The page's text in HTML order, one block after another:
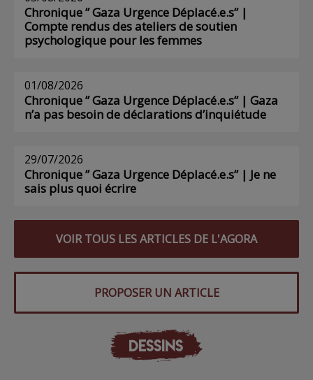
Chronique ” Gaza Urgence Déplacé.e.s” |
Compte rendus des ateliers de soutien
psychologique pour les femmes
01/08/2026
Chronique ” Gaza Urgence Déplacé.e.s” | Gaza
n’a pas besoin de déclarations d’inquiétude
29/07/2026
Chronique ” Gaza Urgence Déplacé.e.s” | Je ne
sais plus quoi écrire
VOIR TOUS LES ARTICLES DE L'AGORA
PROPOSER UN ARTICLE
DESSINS